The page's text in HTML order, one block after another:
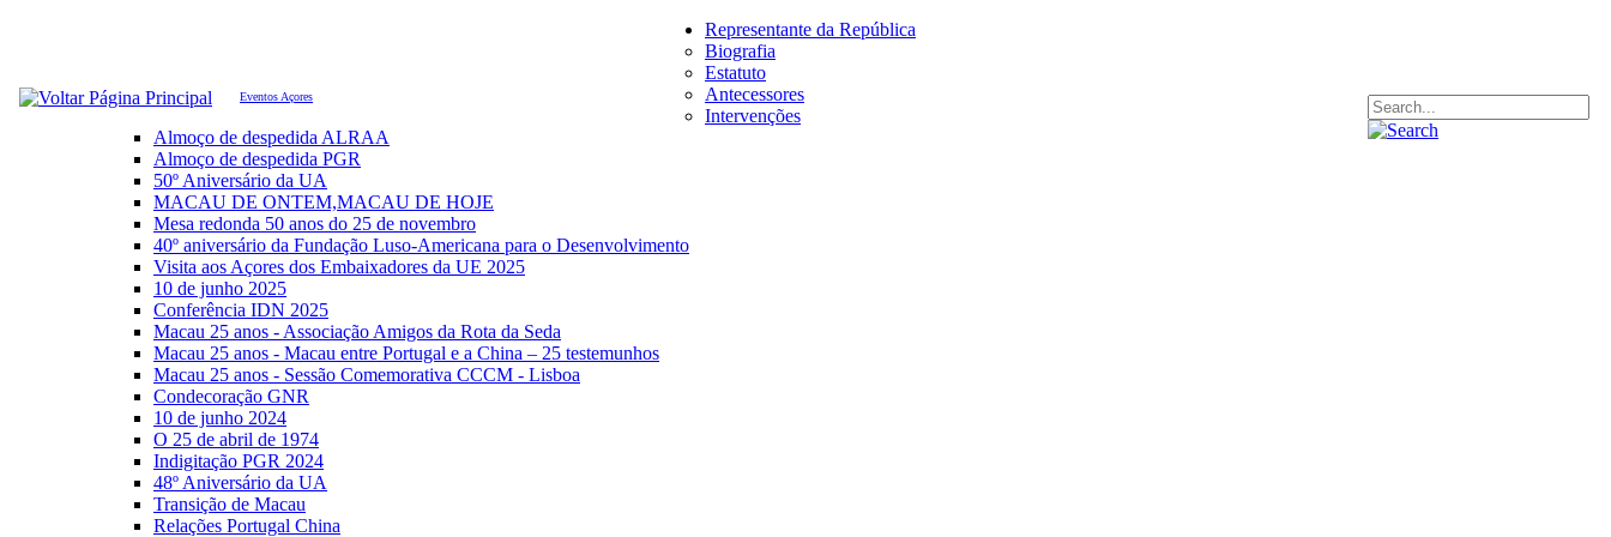
Eventos Açores
Representante da República
Biografia
Estatuto
Antecessores
Intervenções
Almoço de despedida ALRAA
Almoço de despedida PGR
50º Aniversário da UA
MACAU DE ONTEM,MACAU DE HOJE
Mesa redonda 50 anos do 25 de novembro
40º aniversário da Fundação Luso-Americana para o Desenvolvimento
Visita aos Açores dos Embaixadores da UE 2025
10 de junho 2025
Conferência IDN 2025
Macau 25 anos - Associação Amigos da Rota da Seda
Macau 25 anos - Macau entre Portugal e a China – 25 testemunhos
Macau 25 anos - Sessão Comemorativa CCCM - Lisboa
Condecoração GNR
10 de junho 2024
O 25 de abril de 1974
Indigitação PGR 2024
48º Aniversário da UA
Transição de Macau
Relações Portugal China